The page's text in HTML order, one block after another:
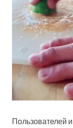
Пользователей